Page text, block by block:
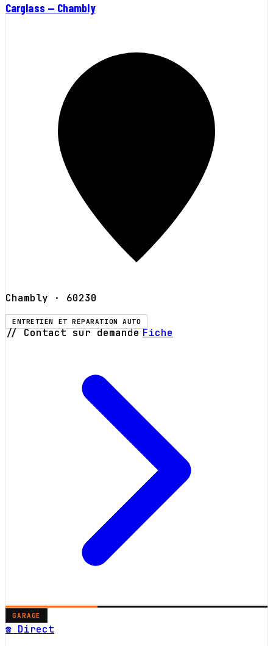
Carglass — Chambly
Chambly · 60230
ENTRETIEN ET RÉPARATION AUTO
// Contact sur demande Fiche
GARAGE
☎ Direct